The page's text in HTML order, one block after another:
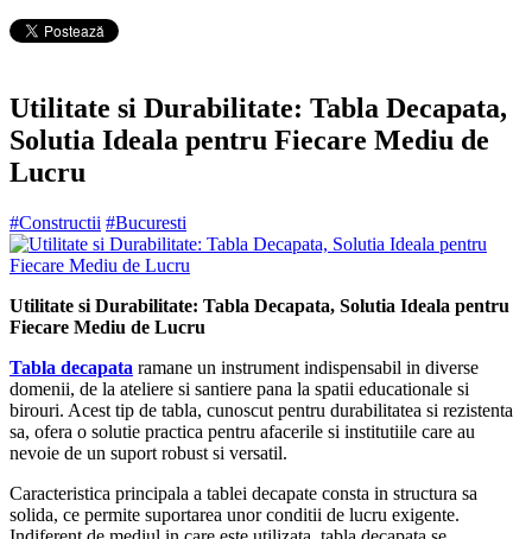
Utilitate si Durabilitate: Tabla Decapata,
Solutia Ideala pentru Fiecare Mediu de
Lucru
#Constructii #Bucuresti
Utilitate si Durabilitate: Tabla Decapata, Solutia Ideala pentru
Fiecare Mediu de Lucru
Tabla decapata ramane un instrument indispensabil in diverse
domenii, de la ateliere si santiere pana la spatii educationale si
birouri. Acest tip de tabla, cunoscut pentru durabilitatea si rezistenta
sa, ofera o solutie practica pentru afacerile si institutiile care au
nevoie de un suport robust si versatil.
Caracteristica principala a tablei decapate consta in structura sa
solida, ce permite suportarea unor conditii de lucru exigente.